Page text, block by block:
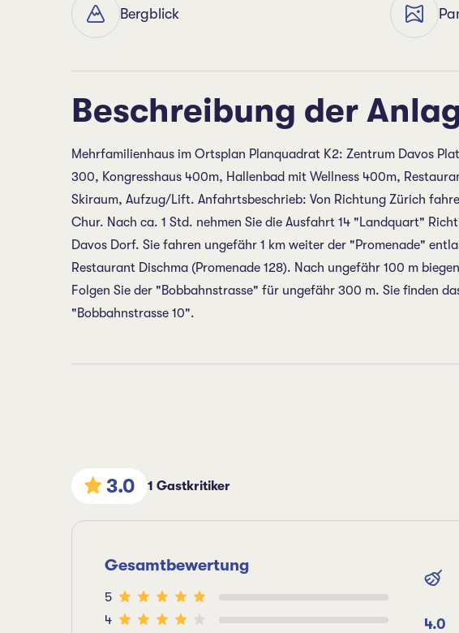
Bergblick
Beschreibung der
Mehrfamilienhaus im Ortsplan Planquadrat K2: Zentrum Davos
300, Kongresshaus 400m, Hallenbad mit Wellness 400m,
Skiraum, Aufzug/Lift. Anfahrtsbeschrieb: Von Richtung Zürich
Chur. Nach ca. 1 Std. nehmen Sie die Ausfahrt 14 "Landquart"
Davos Dorf. Sie fahren ungefähr 1 km weiter der "Promenade"
Restaurant Dischma (Promenade 128). Nach ungefähr 100 m
Folgen Sie der "Bobbahnstrasse" für ungefähr 300 m. Sie finden
"Bobbahnstrasse 10".
3.0 1 Gastkritiker
Gesamtbewertung
5
4
4.0